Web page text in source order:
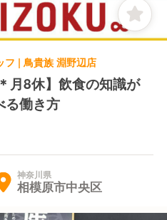
フ | 鳥貴族 淵野辺店
月8休】飲食の知識が
る働き方
神奈川県
相模原市中央区